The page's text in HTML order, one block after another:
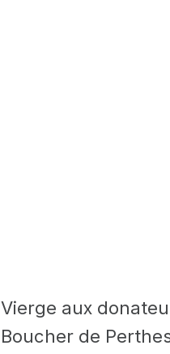
Vierge aux
Boucher de